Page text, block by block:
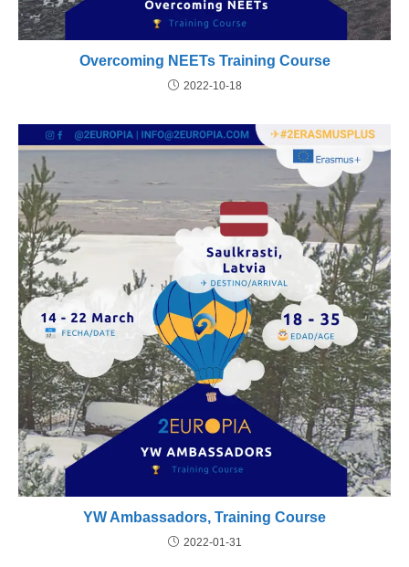
Overcoming NEETs Training Course
2022-10-18
YW Ambassadors, Training Course
2022-01-31